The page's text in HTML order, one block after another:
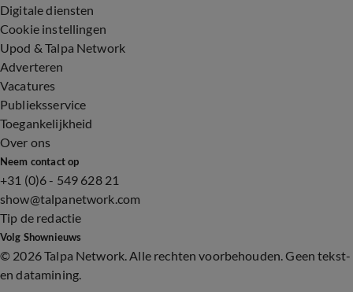
Digitale diensten
Cookie instellingen
Upod & Talpa Network
Adverteren
Vacatures
Publieksservice
Toegankelijkheid
Over ons
Neem contact op
+31 (0)6 - 549 628 21
show@talpanetwork.com
Tip de redactie
Volg Shownieuws
© 2026 Talpa Network. Alle rechten voorbehouden. Geen tekst-
en datamining.